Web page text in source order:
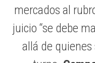
mercados al
juicio “se debe
allá de